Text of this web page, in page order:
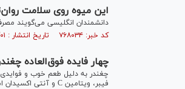
این میوه روی سلامت
دانشمندان انگلیسی می‌گویند
کد خبر: ۷۶۸۰۳۴ تاریخ انتشار : ۱۴۰۰/۰۸/۰۱
چهار فایده فوق‌العاده
چغندر به دلیل طعم خوب و فوایدی
فیبر، ویتامین C و آنتی اکسیدان است.